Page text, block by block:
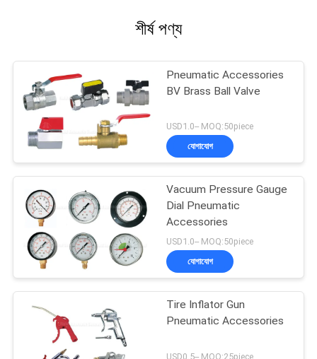
শীর্ষ পণ্য
Pneumatic Accessories
BV Brass Ball Valve
USD1.0-- MOQ:50piece
যোগাযোগ
Vacuum Pressure Gauge
Dial Pneumatic
Accessories
USD1.0-- MOQ:50piece
যোগাযোগ
Tire Inflator Gun
Pneumatic Accessories
USD0.5-- MOQ:25piece